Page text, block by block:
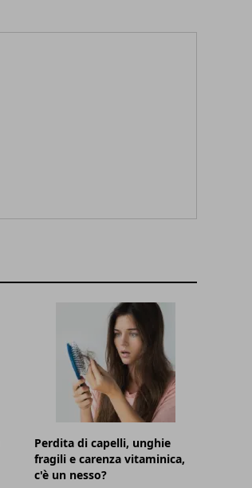
Perdita di capelli, unghie
fragili e carenza vitaminica,
c'è un nesso?